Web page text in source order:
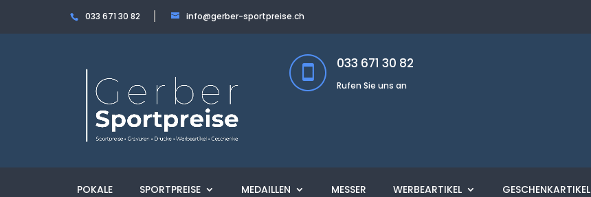
033 671 30 82 info@gerber-sportpreise.ch
033 671 30 82
Rufen Sie uns an
POKALE SPORTPREISE MEDAILLEN MESSER WERBEARTIKEL GESCHENKARTIKEL